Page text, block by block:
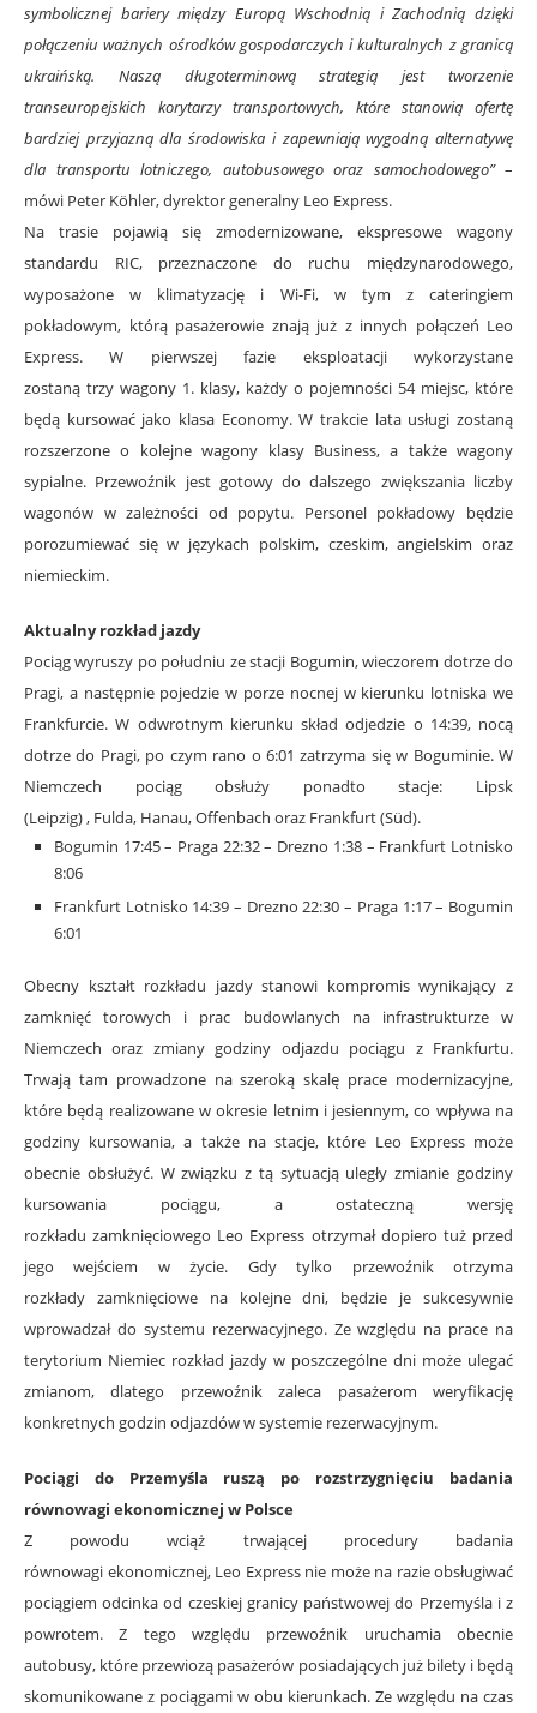
symbolicznej bariery między Europą Wschodnią i Zachodnią dzięki
połączeniu ważnych ośrodków gospodarczych i kulturalnych z granicą
ukraińską. Naszą długoterminową strategią jest tworzenie
transeuropejskich korytarzy transportowych, które stanowią ofertę
bardziej przyjazną dla środowiska i zapewniają wygodną alternatywę
dla transportu lotniczego, autobusowego oraz samochodowego”–
mówi Peter Köhler, dyrektor generalny Leo Express.
Na trasie pojawią się zmodernizowane, ekspresowe wagony
standardu RIC, przeznaczone do ruchu międzynarodowego,
wyposażone w klimatyzację i Wi-Fi, w tym z cateringiem
pokładowym, którą pasażerowie znają już z innych połączeń Leo
Express. W pierwszej fazie eksploatacji wykorzystane
zostaną trzy wagony 1. klasy, każdy o pojemności 54 miejsc, które
będą kursować jako klasa Economy. W trakcie lata usługi zostaną
rozszerzone o kolejne wagony klasy Business, a także wagony
sypialne. Przewoźnik jest gotowy do dalszego zwiększania liczby
wagonów w zależności od popytu. Personel pokładowy będzie
porozumiewać się w językach polskim, czeskim, angielskim oraz
niemieckim.
Aktualny rozkład jazdy
Pociąg wyruszy po południu ze stacji Bogumin, wieczorem dotrze do
Pragi, a następnie pojedzie w porze nocnej w kierunku lotniska we
Frankfurcie. W odwrotnym kierunku skład odjedzie o 14:39, nocą
dotrze do Pragi, po czym rano o 6:01 zatrzyma się w Boguminie. W
Niemczech pociąg obsłuży ponadto stacje: Lipsk
(Leipzig) , Fulda, Hanau, Offenbach oraz Frankfurt (Süd).
Bogumin 17:45 – Praga 22:32 – Drezno 1:38 – Frankfurt Lotnisko
8:06
Frankfurt Lotnisko 14:39 – Drezno 22:30 – Praga 1:17 – Bogumin
6:01
Obecny kształt rozkładu jazdy stanowi kompromis wynikający z
zamknięć torowych i prac budowlanych na infrastrukturze w
Niemczech oraz zmiany godziny odjazdu pociągu z Frankfurtu.
Trwają tam prowadzone na szeroką skalę prace modernizacyjne,
które będą realizowane w okresie letnim i jesiennym, co wpływa na
godziny kursowania, a także na stacje, które Leo Express może
obecnie obsłużyć. W związku z tą sytuacją uległy zmianie godziny
kursowania pociągu, a ostateczną wersję
rozkładu zamknięciowego Leo Express otrzymał dopiero tuż przed
jego wejściem w życie. Gdy tylko przewoźnik otrzyma
rozkłady zamknięciowe na kolejne dni, będzie je sukcesywnie
wprowadzał do systemu rezerwacyjnego. Ze względu na prace na
terytorium Niemiec rozkład jazdy w poszczególne dni może ulegać
zmianom, dlatego przewoźnik zaleca pasażerom weryfikację
konkretnych godzin odjazdów w systemie rezerwacyjnym.
Pociągi do Przemyśla ruszą po rozstrzygnięciu badania
równowagi ekonomicznej w Polsce
Z powodu wciąż trwającej procedury badania
równowagi ekonomicznej, Leo Express nie może na razie obsługiwać
pociągiem odcinka od czeskiej granicy państwowej do Przemyśla i z
powrotem. Z tego względu przewoźnik uruchamia obecnie
autobusy, które przewiozą pasażerów posiadających już bilety i będą
skomunikowane z pociągami w obu kierunkach. Ze względu na czas